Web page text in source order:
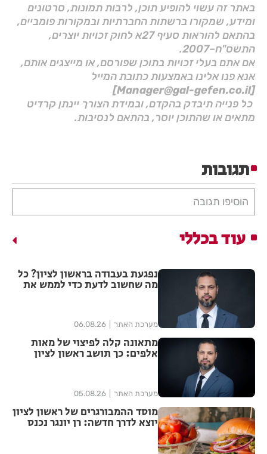
באתר זה עשוי להופיע תוכן, לרבות תמונות, סרטונים
ומידע, שמקורו ברשתות החברתיות ובמקורות פומביים,
בהתאם להוראות סעיף 27א לחוק זכויות יוצרים,
התשס"ח–2007.
אם אתם בעלי זכויות בתוכן שפורסם, או מייצגים אותם,
אנא פנו אלינו באמצעות כתובת המייל
[Manager@gal-gefen.co.il]
כל פנייה תיבדק בהקדם, ובמידת הצורך יינתן קרדיט
מתאים או שהתוכן יוסר, בהתאם לנסיבות.
תגובות
הוסיפו תגובה
עוד בכללי
נפגעת בעבודה בראשון לציון? כל
מה שחשוב לדעת כדי לממש את
מערכת האתר 06.08.26
מתאונה קלה לפיצוי של מאות
אלפים: כך תושב ראשון לציון
מערכת האתר 05.08.26
מוסד ההמבורגרים של ראשון לציון
יוצא לדרך חדשה: רן יונגר נכנס